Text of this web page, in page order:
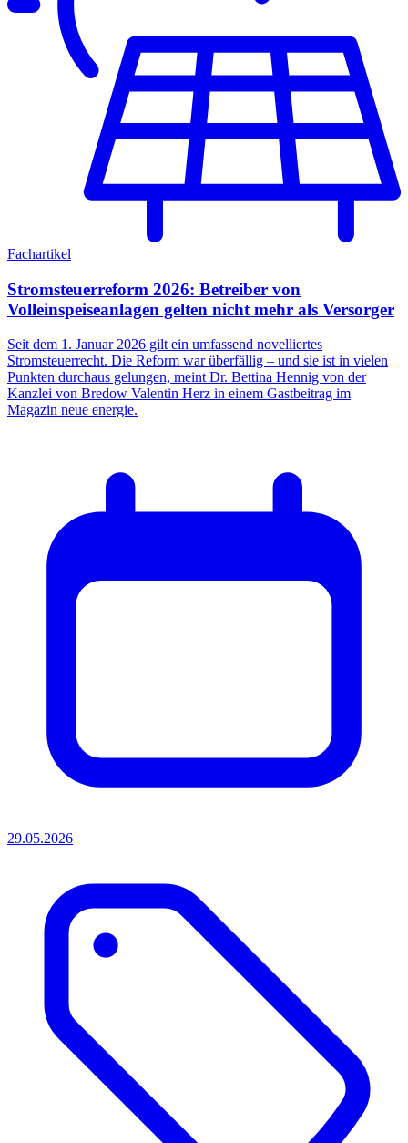
Fachartikel
Stromsteuerreform 2026: Betreiber von
Volleinspeiseanlagen gelten nicht mehr als Versorger
Seit dem 1. Januar 2026 gilt ein umfassend novelliertes
Stromsteuerrecht. Die Reform war überfällig – und sie ist in vielen
Punkten durchaus gelungen, meint Dr. Bettina Hennig von der
Kanzlei von Bredow Valentin Herz in einem Gastbeitrag im
Magazin neue energie.
29.05.2026